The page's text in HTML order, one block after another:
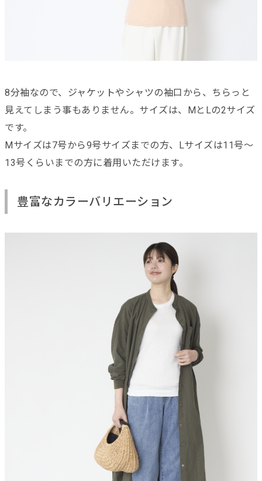
8分袖なので、ジャケットやシャツの袖口から、ちらっと
見えてしまう事もありません。サイズは、MとLの2サイズ
です。
Mサイズは7号から9号サイズまでの方、Lサイズは11号～
13号くらいまでの方に着用いただけます。
豊富なカラーバリエーション